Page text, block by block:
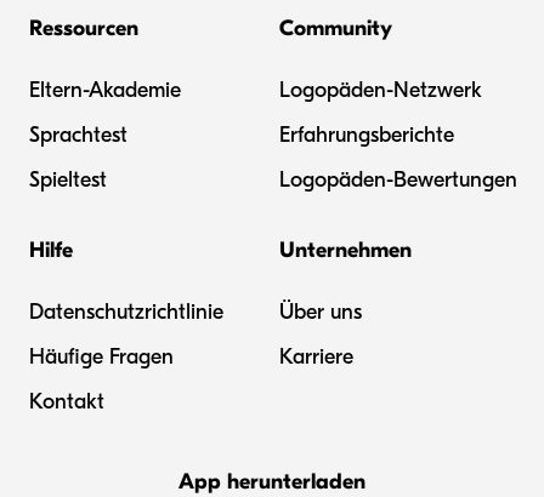
Ressourcen
Eltern-Akademie
Sprachtest
Spieltest
Community
Logopäden-Netzwerk
Erfahrungsberichte
Logopäden-Bewertungen
Hilfe
Datenschutzrichtlinie
Häufige Fragen
Kontakt
Unternehmen
Über uns
Karriere
App herunterladen